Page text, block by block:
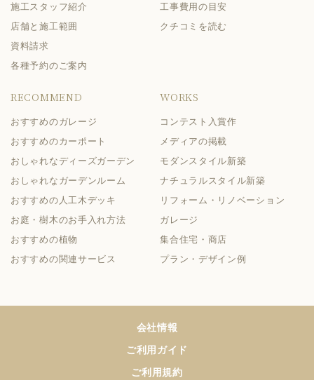
施工スタッフ紹介
店舗と施工範囲
資料請求
各種予約のご案内
工事費用の目安
クチコミを読む
RECOMMEND
おすすめのガレージ
おすすめのカーポート
おしゃれなディーズガーデン
おしゃれなガーデンルーム
おすすめの人工木デッキ
お庭・樹木のお手入れ方法
おすすめの植物
おすすめの関連サービス
WORKS
コンテスト入賞作
メディアの掲載
モダンスタイル新築
ナチュラルスタイル新築
リフォーム・リノベーション
ガレージ
集合住宅・商店
プラン・デザイン例
会社情報
ご利用ガイド
ご利用規約